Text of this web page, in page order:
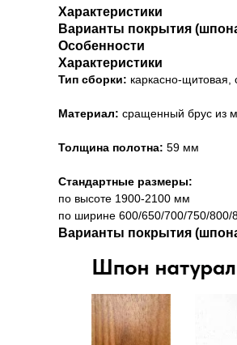
Характеристики
Варианты покрытия
Особенности
Характеристики
Тип сборки: каркасно-
Материал: сращенный брус из
Толщина полотна: 59 мм
Стандартные размеры:
по высоте 1900-2100 мм
по ширине 600/650/700/750/800/
Варианты покрытия